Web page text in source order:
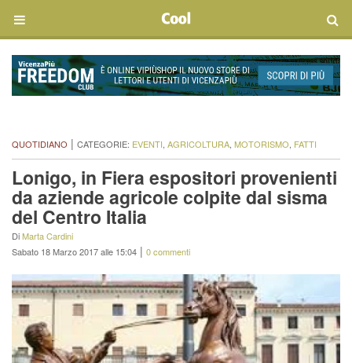
QUOTIDIANO | CATEGORIE: EVENTI, AGRICOLTURA, MOTORISMO, FATTI
Lonigo, in Fiera espositori provenienti
da aziende agricole colpite dal sisma
del Centro Italia
DiMarta Cardini
Sabato 18 Marzo 2017 alle 15:04 | 0 commenti